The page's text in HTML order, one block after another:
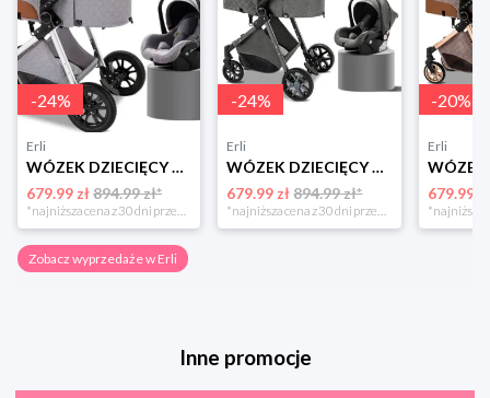
-24%
Erli
WÓZEK DZIECIĘCY 3w1 FOTELIK SPACERÓWKA GONDOLA LEKKI WIELOFUNKCYJNY GRATISY
679.99 zł894.99 zł*
*najniższa cena z 30 dni przed obniżką
-24%
Erli
WÓZEK DZIECIĘCY 3w1 FOTELIK SPACERÓWKA GONDOLA LEKKI WIELOFUNKCYJNY GRATISY
679.99 zł 894.99 zł*
*najniższa cena z 30 dni przed obniżką
-20%
Erli
679.99 zł
Zobacz wyprzedaże w Erli
Inne promocje